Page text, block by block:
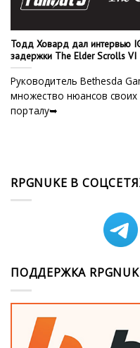
Тодд Ховард дал интервью
задержки The Elder Scrolls VI
Руководитель Bethesda
множество нюансов
порталу➥
RPGNUKE В
ПОДДЕРЖКА